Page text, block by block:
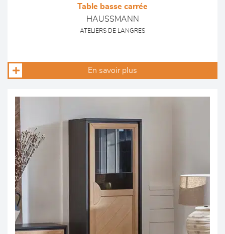
Table basse carrée
HAUSSMANN
ATELIERS DE LANGRES
En savoir plus